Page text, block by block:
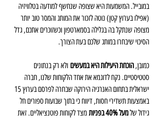
במובייל. המשמעות היא שצופה שנחשף למודעה בטלוויזיה
(אפילו בערוץ קטן) נוטה לזכור את המותג והמסר טוב יותר
מצופה שנתקל בה בגלילה בסמארטפון וכשזוכרים אתכם, גדל
הסיכוי שיבחרו במותג שלכם בעת הצורך.
כמובן, הוכחת היעילות היא במעשים ולא רק בנתונים
סטטיסטיים. נקח לדוגמא את אחד הלקוחות שלנו, חברה
באמצעות תשדירי חסות, דיווח כי בתוך שבועות ספורים חל
גידול של מעל 40% בפניות
מצד לקוחות פוטנציאליים. זאת